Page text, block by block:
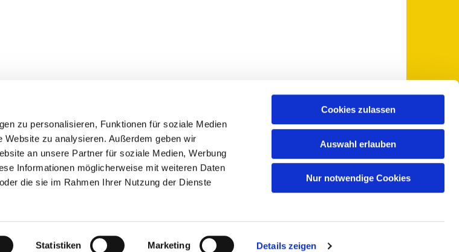
zu personalisieren, Funktionen für soziale Medien
zu analysieren. Außerdem geben wir
an unsere Partner für soziale Medien, Werbung
Informationen möglicherweise mit weiteren Daten
die sie im Rahmen Ihrer Nutzung der Dienste
Statistiken Marketing Details zeigen
Cookies zulassen
Auswahl erlauben
Nur notwendige Cookies
Bahnhofstr. 15, 17489 Greifswald+49 3834 5735-0
pfarramt@sankt-otto.de
Impressum
Hinweisgebersystem